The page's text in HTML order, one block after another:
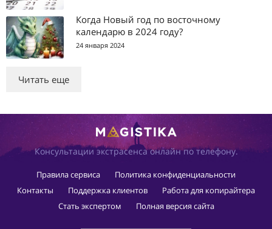
Когда Новый год по восточному
календарю в 2024 году?
24 января 2024
Читать еще
Консультации экстрасенса онлайн по телефону.
Правила сервиса
Политика конфиденциальности
Контакты
Поддержка клиентов
Работа для копирайтера
Стать экспертом
Полная версия сайта